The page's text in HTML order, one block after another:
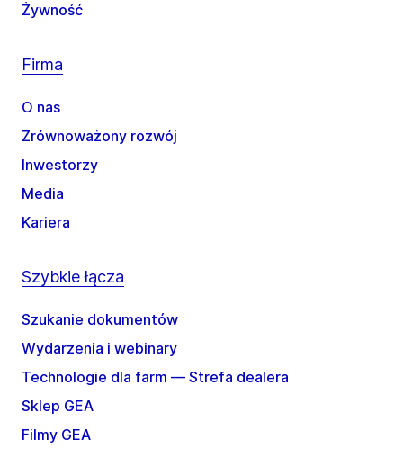
Żywność
Firma
O nas
Zrównoważony rozwój
Inwestorzy
Media
Kariera
Szybkie łącza
Szukanie dokumentów
Wydarzenia i webinary
Technologie dla farm — Strefa dealera
Sklep GEA
Filmy GEA